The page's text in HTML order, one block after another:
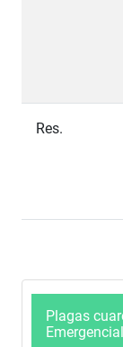
Res.
Plagas